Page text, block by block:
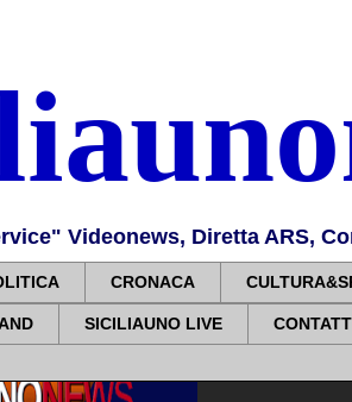
Videonews, Diretta ARS,
CRONACA
SICILIAUNO LIVE